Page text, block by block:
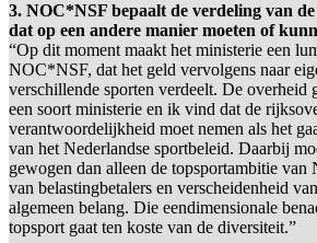
3. NOC*NSF bepaalt de verdeling van
dat op een andere manier moeten of
“Op dit moment maakt het ministerie een
NOC*NSF, dat het geld vervolgens naar
verschillende sporten verdeelt. De
een soort ministerie en ik vind dat de
verantwoordelijkheid moet nemen als het
van het Nederlandse sportbeleid. Daarbij
gewogen dan alleen de topsportambitie
van belastingbetalers en verscheidenheid
algemeen belang. Die eendimensionale
topsport gaat ten koste van de diversiteit.”